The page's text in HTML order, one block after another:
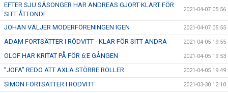
EFTER SJU SÄSONGER HAR ANDREAS GJORT KLART FÖR
SITT ÅTTONDE
2021-04-07 05:56
JOHAN VÄLJER MODERFÖRENINGEN IGEN 2021-04-07 05:55
ADAM FORTSÄTTER I RÖDVITT - KLAR FÖR SITT ANDRA 2021-04-05 19:55
OLOF HAR KRITAT PÅ FÖR 6:E GÅNGEN 2021-04-05 19:53
”JOFA” REDO ATT AXLA STÖRRE ROLLER 2021-04-05 19:49
SIMON FORTSÄTTER I RÖDVITT 2021-03-30 12:10